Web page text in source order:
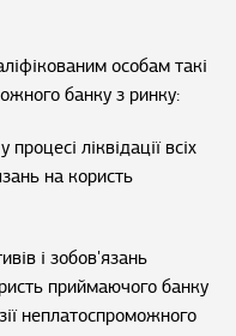
особам такі
банку з ринку:
ліквідації всіх
на користь
і зобов'язань
приймаючого банку
неплатоспроможного